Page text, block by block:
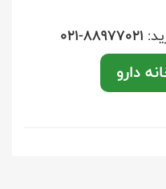
021-88977021
دارو